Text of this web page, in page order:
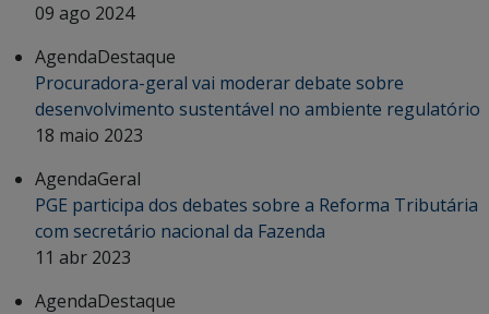
09 ago 2024
AgendaDestaque
Procuradora-geral vai moderar debate sobre
desenvolvimento sustentável no ambiente regulatório
18 maio 2023
AgendaGeral
PGE participa dos debates sobre a Reforma Tributária
com secretário nacional da Fazenda
11 abr 2023
AgendaDestaque